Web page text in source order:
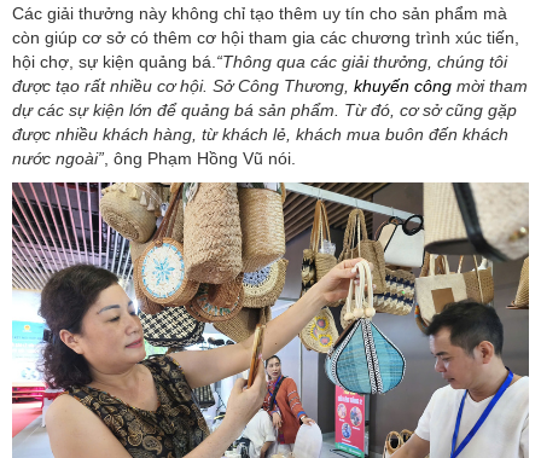
Các giải thưởng này không chỉ tạo thêm uy tín cho sản phẩm mà
còn giúp cơ sở có thêm cơ hội tham gia các chương trình xúc tiến,
hội chợ, sự kiện quảng bá. “Thông qua các giải thưởng, chúng tôi
được tạo rất nhiều cơ hội. Sở Công Thương, khuyến công mời tham
dự các sự kiện lớn để quảng bá sản phẩm. Từ đó, cơ sở cũng gặp
được nhiều khách hàng, từ khách lẻ, khách mua buôn đến khách
nước ngoài” , ông Phạm Hồng Vũ nói.